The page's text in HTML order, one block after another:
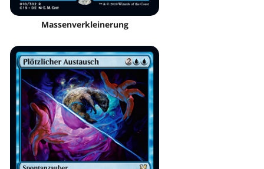
Massenverkleinerung